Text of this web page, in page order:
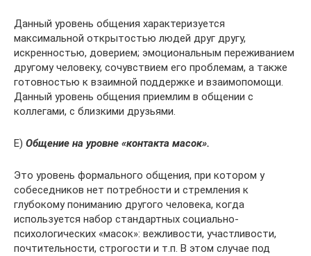
Данный уровень общения характеризуется
максимальной открытостью людей друг другу,
искренностью, доверием; эмоциональным переживанием
другому человеку, сочувствием его проблемам, а также
готовностью к взаимной поддержке и взаимопомощи.
Данный уровень общения приемлим в общении с
коллегами, с близкими друзьями.
Е) Общение на уровне «контакта масок».
Это уровень формального общения, при котором у
собеседников нет потребности и стремления к
глубокому пониманию другого человека, когда
используется набор стандартных социально-
психологических «масок»: вежливости, участливости,
почтительности, строгости и т.п. В этом случае под